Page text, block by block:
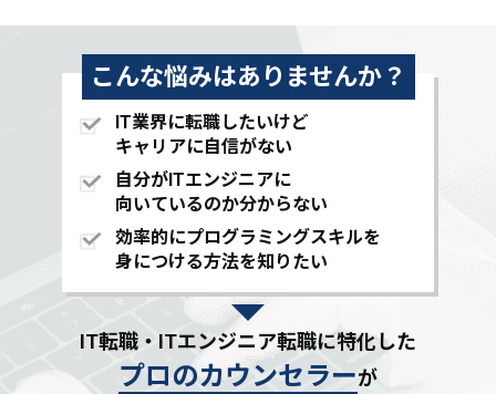
こんな悩みはありませんか？
IT業界に転職したいけど
キャリアに自信がない
自分がITエンジニアに
向いているのか分からない
効率的にプログラミングスキルを
身につける方法を知りたい
IT転職・ITエンジニア転職に特化した
プロのカウンセラーが